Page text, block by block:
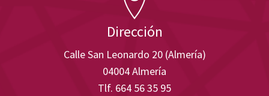
Dirección
Calle San Leonardo 20 (Almería)
04004 Almería
Tlf. 664 56 35 95